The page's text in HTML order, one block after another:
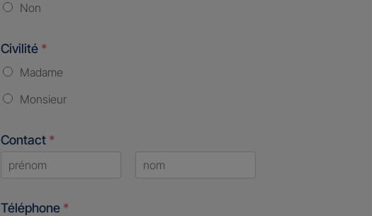
Non
Civilité *
Madame
Monsieur
Contact *
Téléphone *